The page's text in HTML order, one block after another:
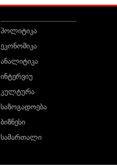
პოლიტიკა
ეკონომიკა
ანალიტიკა
ინტერვიუ
კულტურა
საზოგადოება
ბიზნესი
სამართალი